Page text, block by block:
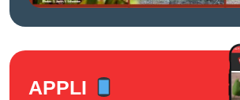
APPLI